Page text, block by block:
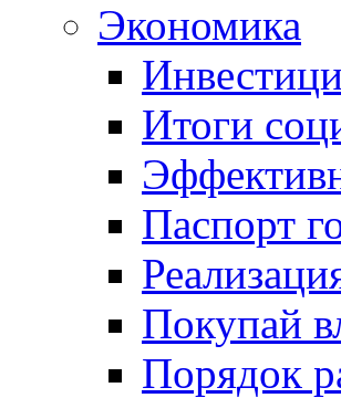
Экономика
Итоги
Паспорт
Покупай
Порядок